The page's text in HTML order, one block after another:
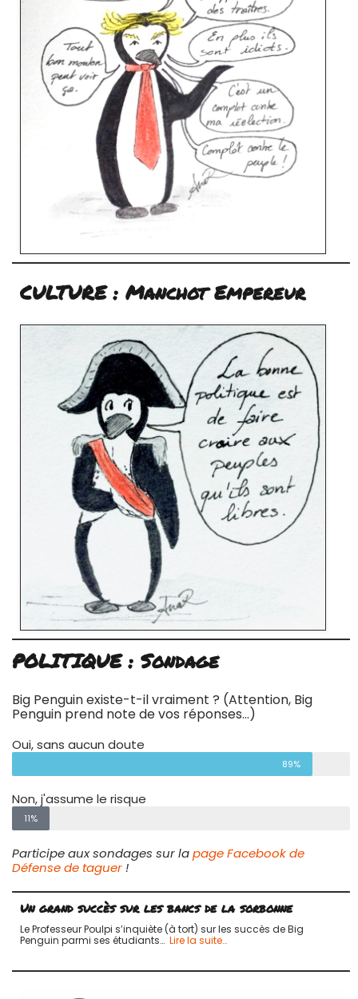
CULTURE : Manchot Empereur
POLITIQUE : Sondage
Big Penguin existe-t-il vraiment ? (Attention, Big
Penguin prend note de vos réponses…)
Oui, sans aucun doute
89%
Non, j'assume le risque
11%
Participe aux sondages sur lapage Facebook de
Défense de taguer!
Un grand succès sur les bancs de la sorbonne
Le Professeur Poulpi s’inquiète (à tort) sur les succès de Big
Penguin parmi ses étudiants… Lire la suite…